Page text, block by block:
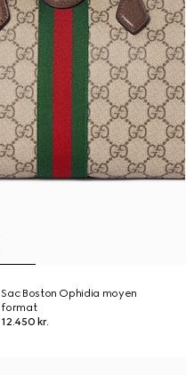
Sac Boston Ophidia moyen
format
12.450 kr.